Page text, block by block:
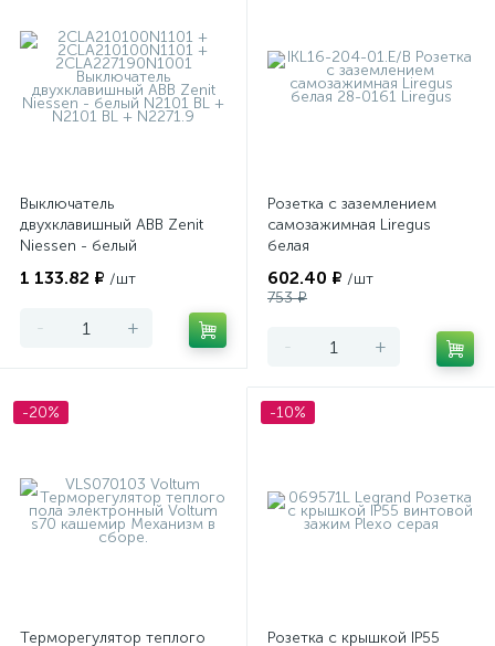
Выключатель
двухклавишный ABB Zenit
Niessen - белый
1 133.82 ₽ /шт
- +
Розетка с заземлением
самозажимная Liregus
белая
602.40 ₽ /шт
753 ₽
- +
-20%
Терморегулятор теплого
-10%
Розетка с крышкой IP55